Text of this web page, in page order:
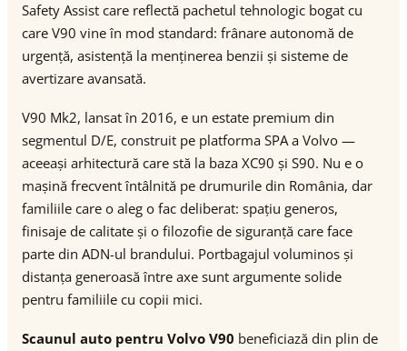
Safety Assist care reflectă pachetul tehnologic bogat cu
care V90 vine în mod standard: frânare autonomă de
urgență, asistență la menținerea benzii și sisteme de
avertizare avansată.
V90 Mk2, lansat în 2016, e un estate premium din
segmentul D/E, construit pe platforma SPA a Volvo —
aceeași arhitectură care stă la baza XC90 și S90. Nu e o
mașină frecvent întâlnită pe drumurile din România, dar
familiile care o aleg o fac deliberat: spațiu generos,
finisaje de calitate și o filozofie de siguranță care face
parte din ADN-ul brandului. Portbagajul voluminos și
distanța generoasă între axe sunt argumente solide
pentru familiile cu copii mici.
Scaunul auto pentru Volvo V90 beneficiază din plin de